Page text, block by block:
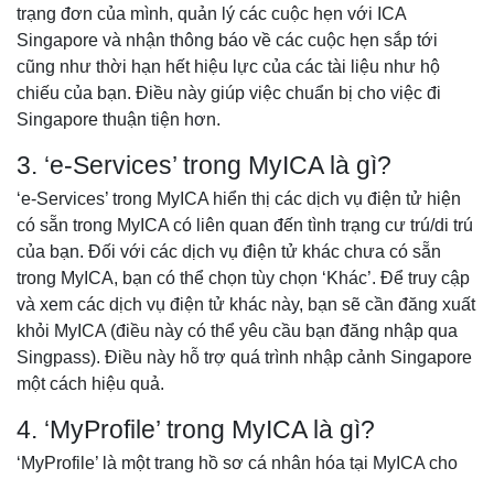
trạng đơn của mình, quản lý các cuộc hẹn với ICA
Singapore và nhận thông báo về các cuộc hẹn sắp tới
cũng như thời hạn hết hiệu lực của các tài liệu như hộ
chiếu của bạn. Điều này giúp việc chuẩn bị cho việc đi
Singapore thuận tiện hơn.
3. ‘e-Services’ trong MyICA là gì?
‘e-Services’ trong MyICA hiển thị các dịch vụ điện tử hiện
có sẵn trong MyICA có liên quan đến tình trạng cư trú/di trú
của bạn. Đối với các dịch vụ điện tử khác chưa có sẵn
trong MyICA, bạn có thể chọn tùy chọn ‘Khác’. Để truy cập
và xem các dịch vụ điện tử khác này, bạn sẽ cần đăng xuất
khỏi MyICA (điều này có thể yêu cầu bạn đăng nhập qua
Singpass). Điều này hỗ trợ quá trình nhập cảnh Singapore
một cách hiệu quả.
4. ‘MyProfile’ trong MyICA là gì?
‘MyProfile’ là một trang hồ sơ cá nhân hóa tại MyICA cho